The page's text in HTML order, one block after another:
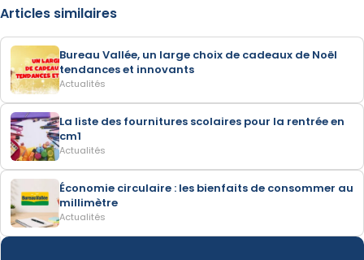
Articles similaires
Bureau Vallée, un large choix de cadeaux de Noël
tendances et innovants
Actualités
La liste des fournitures scolaires pour la rentrée en
cm1
Actualités
Économie circulaire : les bienfaits de consommer au
millimètre
Actualités